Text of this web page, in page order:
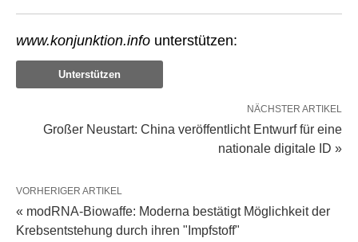
www.konjunktion.info unterstützen:
Unterstützen
NÄCHSTER ARTIKEL
Großer Neustart: China veröffentlicht Entwurf für eine
nationale digitale ID »
VORHERIGER ARTIKEL
« modRNA-Biowaffe: Moderna bestätigt Möglichkeit der
Krebsentstehung durch ihren "Impfstoff"